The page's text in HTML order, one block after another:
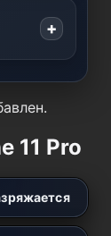
11 Pro